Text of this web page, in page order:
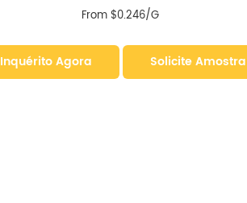
From $0.246/G
Inquérito Agora Solicite